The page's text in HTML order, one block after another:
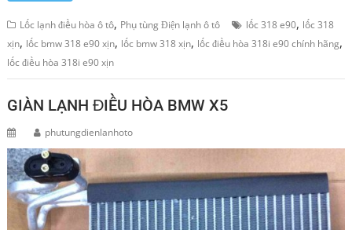
Lốc lạnh điều hòa ô tô, Phụ tùng Điện lạnh ô tô lốc 318 e90, lốc 318
xịn, lốc bmw 318 e90 xịn, lốc bmw 318 xịn, lốc điều hòa 318i e90 chính hãng,
lốc điều hòa 318i e90 xịn
GIÀN LẠNH ĐIỀU HÒA BMW X5
phutungdienlanhoto